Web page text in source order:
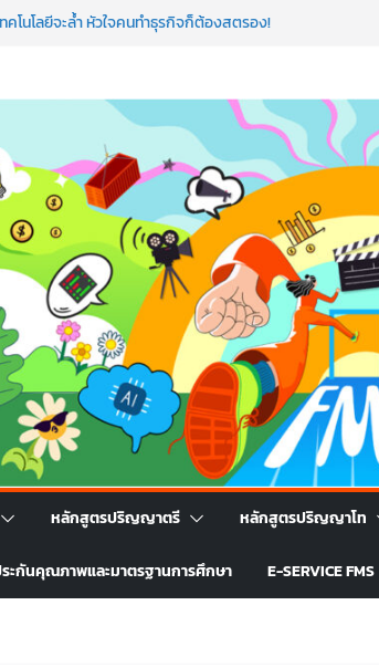
คโนโลยีจะล้ำ หัวใจคนทำธุรกิจก็ต้องสตรอง!
ก็ปัง แถมเขียนโค้ดสร้างแอปได้อีก! เรียนกับ มรภ.เลย ได้สกิล
จัดเต็ม
หลักสูตรปริญญาตรี หลักสูตรปริญญาโท
ะกันคุณภาพและมาตรฐานการศึกษา E-SERVICE FMS